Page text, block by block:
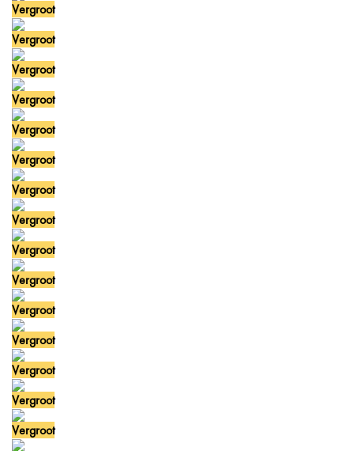
Vergroot
Vergroot
Vergroot
Vergroot
Vergroot
Vergroot
Vergroot
Vergroot
Vergroot
Vergroot
Vergroot
Vergroot
Vergroot
Vergroot
Vergroot